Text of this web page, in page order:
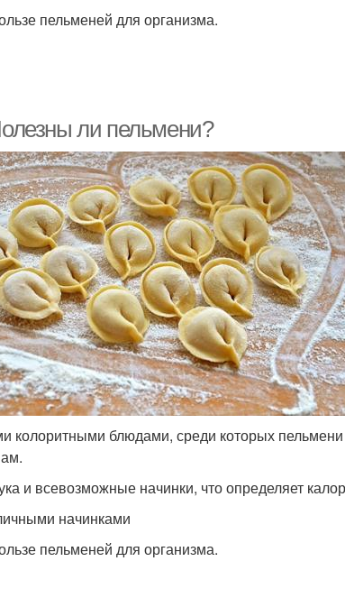
пельменей для организма.
ли пельмени?
колоритными блюдами, среди которых
и всевозможные начинки, что определяет
начинками
пельменей для организма.